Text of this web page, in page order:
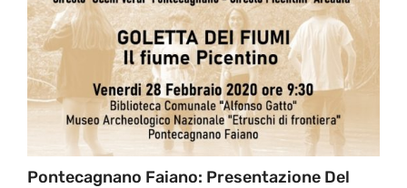
Pontecagnano Faiano: Presentazione Del